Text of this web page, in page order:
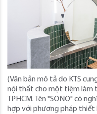
(Văn bản mô tả do KTS
nội thất cho một tiệm làm
TPHCM. Tên "SONO" có
hợp với phương pháp thiết